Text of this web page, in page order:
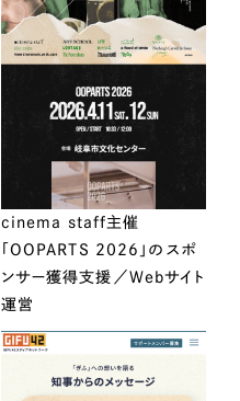
cinema staff主催
「OOPARTS 2026」のスポ
ンサー獲得支援／Webサイト
運営